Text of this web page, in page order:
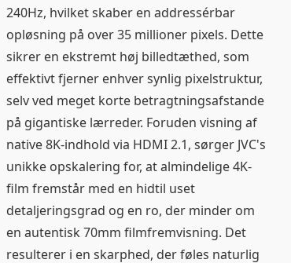
240Hz, hvilket skaber en addressérbar
opløsning på over 35 millioner pixels. Dette
sikrer en ekstremt høj billedtæthed, som
effektivt fjerner enhver synlig pixelstruktur,
selv ved meget korte betragtningsafstande
på gigantiske lærreder. Foruden visning af
native 8K-indhold via HDMI 2.1, sørger JVC's
unikke opskalering for, at almindelige 4K-
film fremstår med en hidtil uset
detaljeringsgrad og en ro, der minder om
en autentisk 70mm filmfremvisning. Det
resulterer i en skarphed, der føles naturlig